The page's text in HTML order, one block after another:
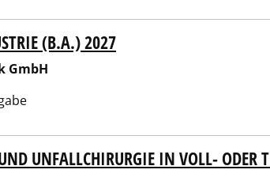
(B.A.) 2027
GmbH
UNFALLCHIRURGIE IN VOLL- ODER